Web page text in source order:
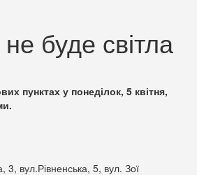
буде світла
пунктах у понеділок, 5 квітня,
вул.Рівненська, 5, вул. Зої